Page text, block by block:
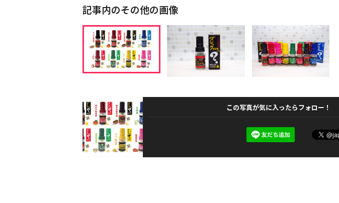
記事内のその他の画像
この写真が気に入ったらフォロー！